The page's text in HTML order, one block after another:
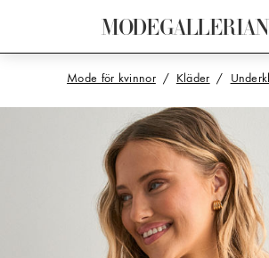
MODEGALLERIAN
Mode för kvinnor Kläder